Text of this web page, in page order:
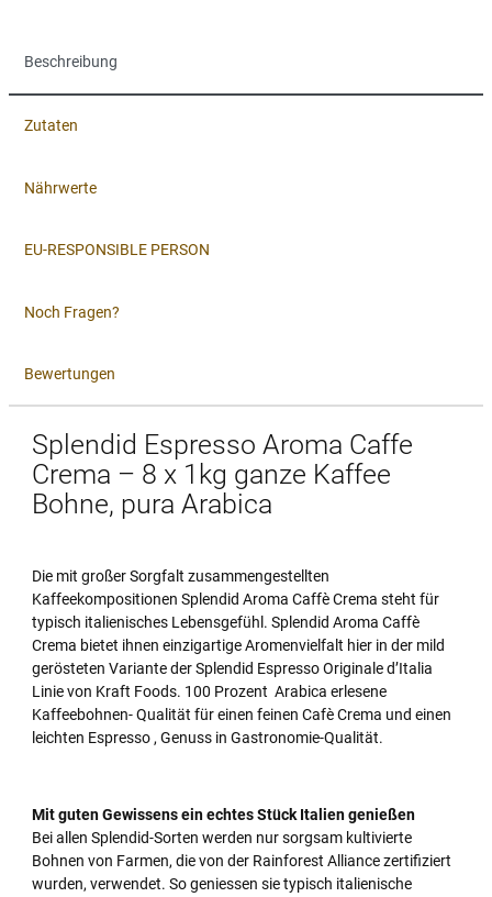
Beschreibung
Zutaten
Nährwerte
EU-RESPONSIBLE PERSON
Noch Fragen?
Bewertungen
Splendid Espresso Aroma Caffe
Crema – 8 x 1kg ganze Kaffee
Bohne, pura Arabica
Die mit großer Sorgfalt zusammengestellten
Kaffeekompositionen Splendid Aroma Caffè Crema steht für
typisch italienisches Lebensgefühl. Splendid Aroma Caffè
Crema bietet ihnen einzigartige Aromenvielfalt hier in der mild
gerösteten Variante der Splendid Espresso Originale d’Italia
Linie von Kraft Foods. 100 Prozent Arabica erlesene
Kaffeebohnen- Qualität für einen feinen Cafè Crema und einen
leichten Espresso , Genuss in Gastronomie-Qualität.
Mit guten Gewissens ein echtes Stück Italien genießen
Bei allen Splendid-Sorten werden nur sorgsam kultivierte
Bohnen von Farmen, die von der Rainforest Alliance zertifiziert
wurden, verwendet. So geniessen sie typisch italienische